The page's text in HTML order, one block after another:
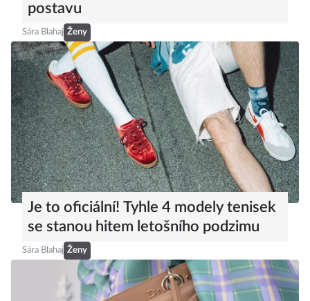
postavu
Sára Blahaj Ženy
Je to oficiální! Tyhle 4 modely tenisek
se stanou hitem letošního podzimu
Sára Blahaj Ženy